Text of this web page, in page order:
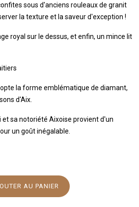
sous d'anciens rouleaux de granit
la texture et la saveur d'exception !
royal sur le dessus, et enfin, un mince lit
la forme emblématique de diamant,
d'Aix.
et sa notoriété Aixoise provient d'un
un goût inégalable.
AU PANIER